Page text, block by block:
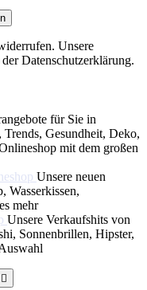
Unsere
Datenschutzerklärung.
für Sie in
Gesundheit, Deko,
mit dem großen
Unsere neuen
Wasserkissen,
mehr
Unsere Verkaufshits von
Sonnenbrillen, Hipster,
